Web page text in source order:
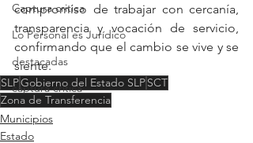
Captura critica
Lo Personal es Jurídico
destacadas
captura critica
compromiso de trabajar con cercanía,
transparencia y vocación de servicio,
confirmando que el cambio se vive y se
siente.
SLPGobierno del Estado SLPSCT
Zona de Transferencia
Municipios
Estado